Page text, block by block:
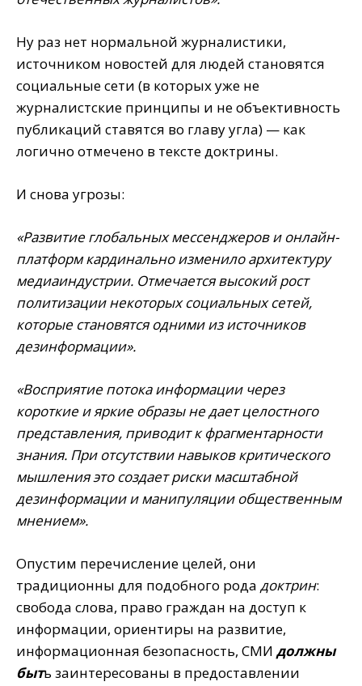
Ну раз нет нормальной журналистики,
источником новостей для людей становятся
социальные сети (в которых уже не
журналистские принципы и не объективность
публикаций ставятся во главу угла) — как
логично отмечено в тексте доктрины.
И снова угрозы:
«Развитие глобальных мессенджеров и онлайн-
платформ кардинально изменило архитектуру
медиаиндустрии. Отмечается высокий рост
политизации некоторых социальных сетей,
которые становятся одними из источников
дезинформации».
«Восприятие потока информации через
короткие и яркие образы не дает целостного
представления, приводит к фрагментарности
знания. При отсутствии навыков критического
мышления это создает риски масштабной
дезинформации и манипуляции общественным
мнением».
Опустим перечисление целей, они
традиционны для подобного рода доктрин:
свобода слова, право граждан на доступ к
информации, ориентиры на развитие,
информационная безопасность, СМИ должны
быть заинтересованы в предоставлении